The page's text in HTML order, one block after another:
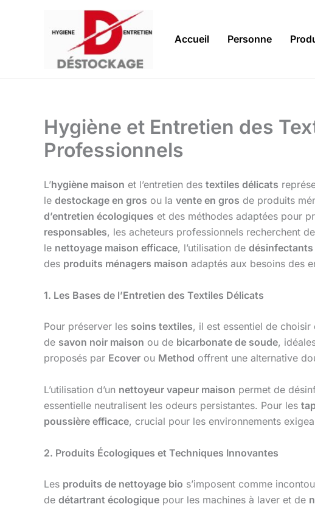
Accueil Personne
Hygiène et Entretien des
Professionnels
L’hygiène maison et l’entretien des textiles délicats
le destockage en gros ou la vente en gros de produits
d’entretien écologiques et des méthodes adaptées pour
responsables, les acheteurs professionnels recherchent
le nettoyage maison efficace, l’utilisation de désinfectants
des produits ménagers maison adaptés aux besoins des
1. Les Bases de l’Entretien des Textiles Délicats
Pour préserver les soins textiles, il est essentiel de choisir
de savon noir maison ou de bicarbonate de soude,
proposés par Ecover ou Method offrent une alternative
L’utilisation d’un nettoyeur vapeur maison permet de
essentielle neutralisent les odeurs persistantes. Pour les
poussière efficace, crucial pour les environnements
2. Produits Écologiques et Techniques Innovantes
Les produits de nettoyage bio s’imposent comme
de détartrant écologique pour les machines à laver et de